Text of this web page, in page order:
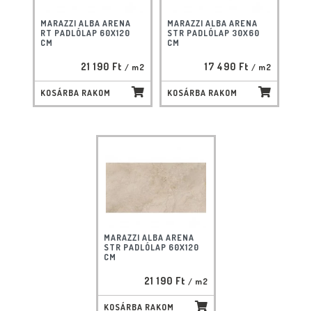
MARAZZI ALBA ARENA
RT PADLÓLAP 60X120
CM
21 190 Ft / m2
KOSÁRBA RAKOM
MARAZZI ALBA ARENA
STR PADLÓLAP 30X60
CM
17 490 Ft / m2
KOSÁRBA RAKOM
MARAZZI ALBA ARENA
STR PADLÓLAP 60X120
CM
21 190 Ft / m2
KOSÁRBA RAKOM